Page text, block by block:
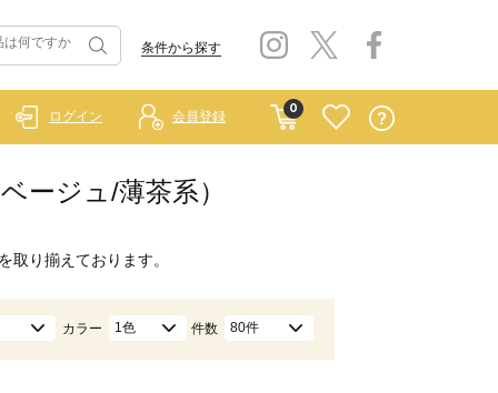
条件から探す
0
ログイン 会員登録
ージュ/薄茶系）
取り揃えております。
カラー 1色 件数 80件